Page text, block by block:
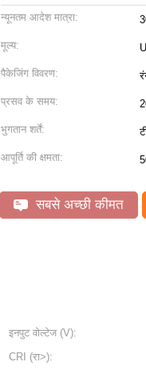
न्यूनतम आदेश मात्रा:
मूल्य:
पैकेजिंग विवरण:
प्रसव के समय:
भुगतान शर्तें:
आपूर्ति की क्षमता:
सबसे अच्छी कीमत
इनपुट वोल्टेज (V):
CRI (रा>):